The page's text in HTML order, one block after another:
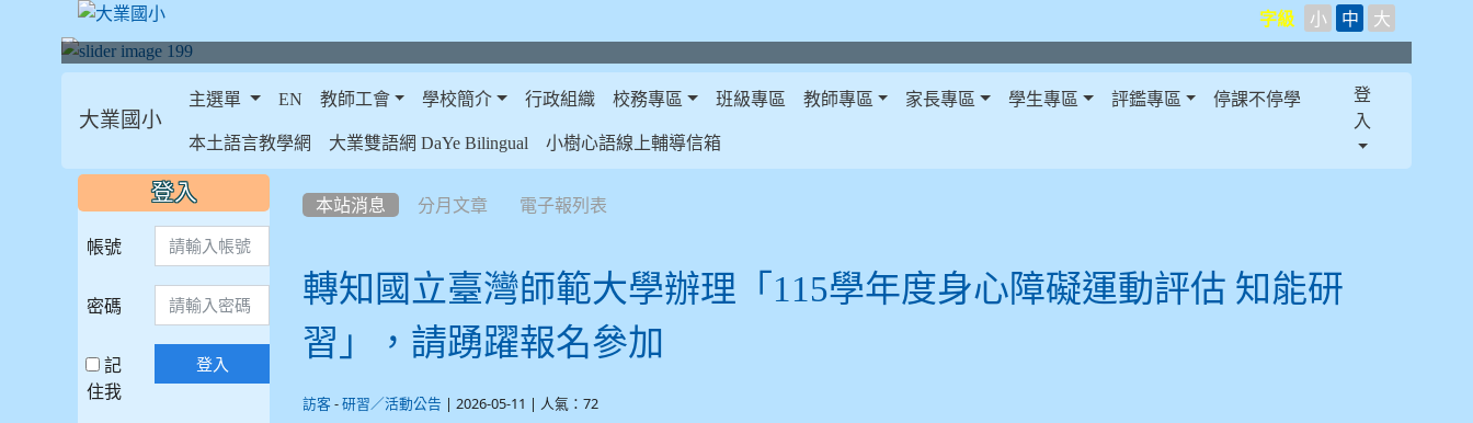
字級 小 中 大
大業國小
主選單 EN 教師工會 學校簡介 行政組織 校務專區 班級專區 教師專區 家長專區 學生專區 評鑑專區 停課不停學
本土語言教學網 大業雙語網 DaYe Bilingual 小樹心語線上輔導信箱
登
入
本站消息 分月文章 電子報列表
轉知國立臺灣師範大學辦理「115學年度身心障礙運動評估 知能研
習」，請踴躍報名參加
訪客 -研習／活動公告 | 2026-05-11 | 人氣：72
::: 登入
帳號
密碼
記
住我
登入